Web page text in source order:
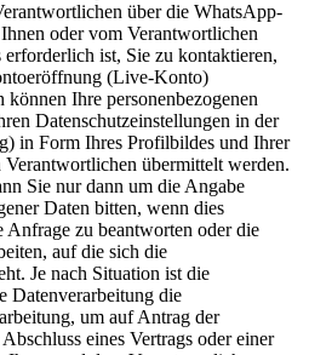
über die WhatsApp-
oder vom Verantwortlichen
ist, Sie zu kontaktieren,
(Live-Konto)
Ihre personenbezogenen
Datenschutzeinstellungen in der
in Form Ihres Profilbildes und Ihrer
Verantwortlichen übermittelt werden.
Sie nur dann um die Angabe
Daten bitten, wenn dies
zu beantworten oder die
auf die sich die
Je nach Situation ist die
Datenverarbeitung die
um auf Antrag der
eines Vertrags oder einer